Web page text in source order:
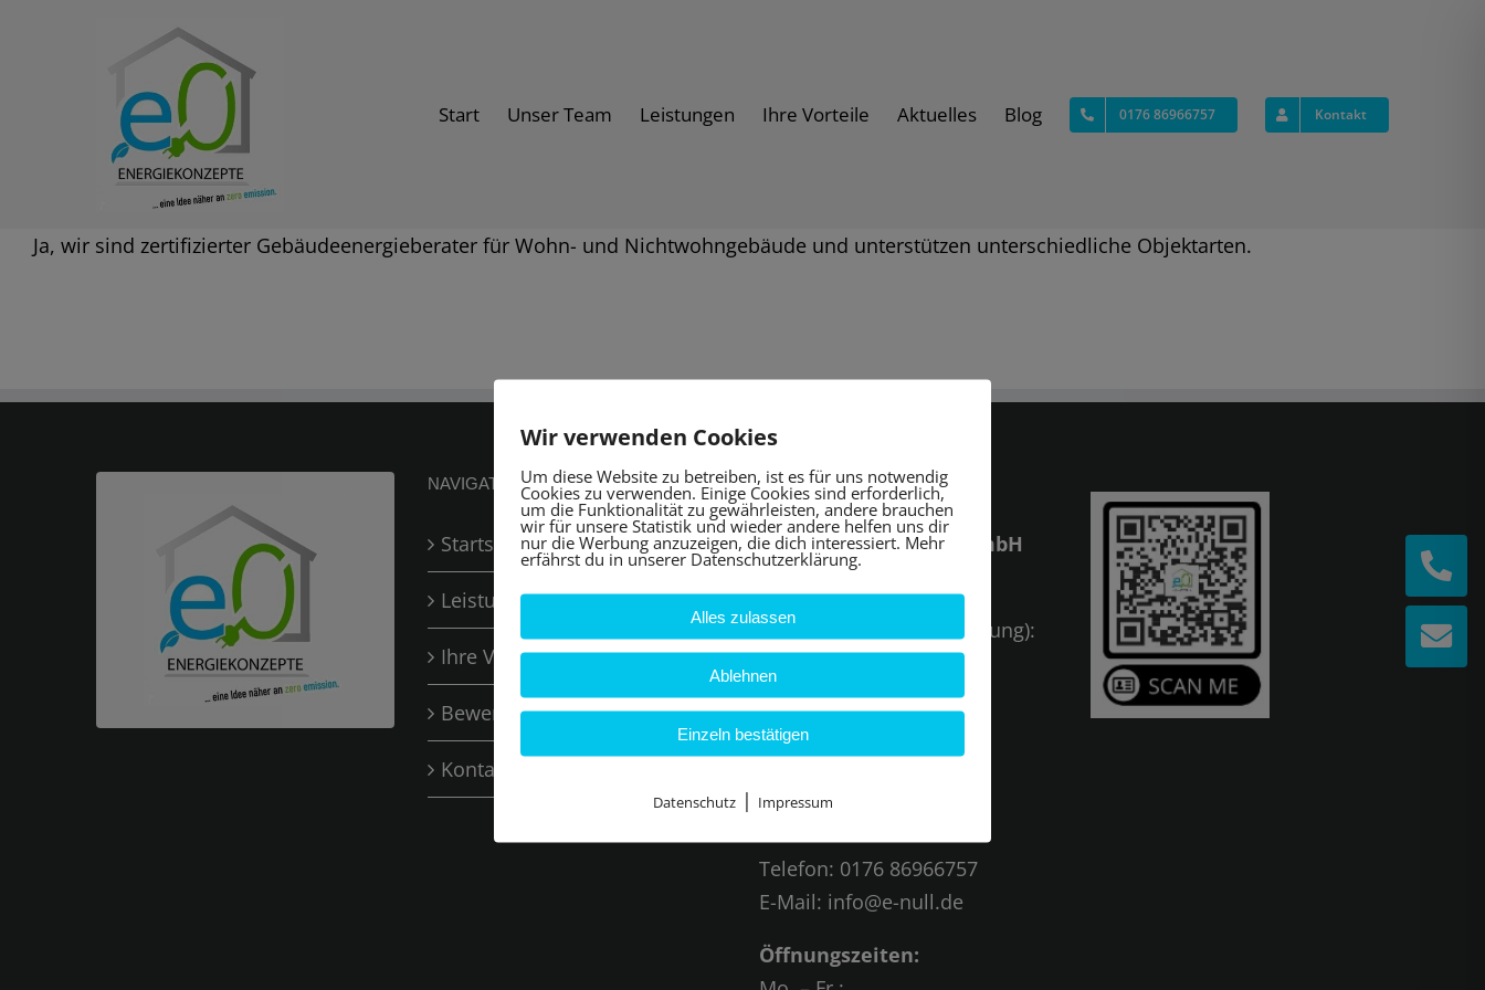
Start Unser Team Leistungen Ihre Vorteile Aktuelles Blog 0176 86966757 Kontakt
Ja, wir sind zertifizierter Gebäudeenergieberater für Wohn- und Nichtwohngebäude und unterstützen unterschiedliche Objektarten.
NAVIGATION
Startseite
Leistungen
Ihre Vorteile
Bewertungen
Kontakt
KONTAKT
e0 Energiekonzepte GmbH
Citybüro
(Termine nach Vereinbarung):
76275 Ettlingen
Hauptbüro:
76275 Ettlingen
Telefon: 0176 86966757
E-Mail: info@e-null.de
Öffnungszeiten:
Wir verwenden Cookies
Um diese Website zu betreiben, ist es für uns notwendig
Cookies zu verwenden. Einige Cookies sind erforderlich,
um die Funktionalität zu gewährleisten, andere brauchen
wir für unsere Statistik und wieder andere helfen uns dir
nur die Werbung anzuzeigen, die dich interessiert. Mehr
erfährst du in unserer Datenschutzerklärung.
Alles zulassen
Ablehnen
Einzeln bestätigen
Datenschutz| Impressum